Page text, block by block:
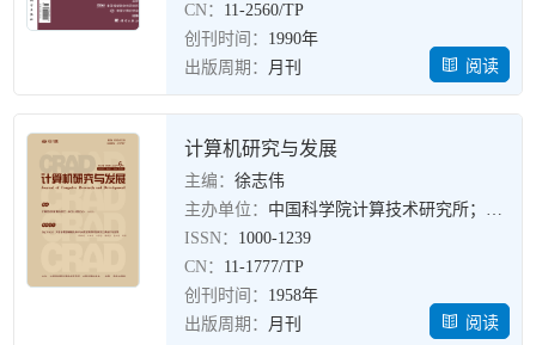
CN： 11-2560/TP
创刊时间： 1990年
出版周期： 月刊 阅读
计算机研究与发展
主编：徐志伟
主办单位： 中国科学院计算技术研究所；中国计算机学会
ISSN： 1000-1239
CN： 11-1777/TP
创刊时间： 1958年
出版周期： 月刊 阅读